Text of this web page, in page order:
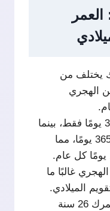
يختلف من
الهجري
يتكوّن التقويم الهجري من 354 يومًا فقط، بينما
يحتوي التقويم الميلادي على 365 يومًا، مما
يؤدي إلى فرق يبلغ حوالي 11 يومًا كل عام.
غالبًا ما
الميلادي.
فعلى سبيل المثال، إذا كان عمرك 26 سنة